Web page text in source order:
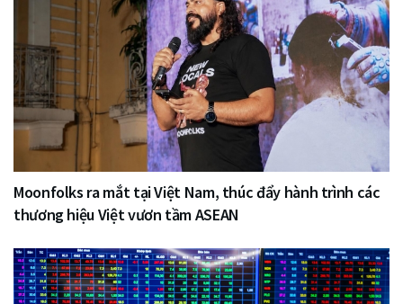
Moonfolks ra mắt tại Việt Nam, thúc đẩy hành trình các
thương hiệu Việt vươn tầm ASEAN